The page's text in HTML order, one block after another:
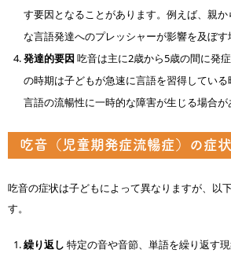
す要因となることがあります。例えば、親
な言語発達へのプレッシャーが影響を及ぼす
発達的要因 吃音は主に2歳から5歳の間に発
の時期は子どもが急速に言語を習得してい
言語の流暢性に一時的な障害が生じる場合が
吃音（児童期発症流暢症）の症状
吃音の症状は子どもによって異なりますが、以
す。
繰り返し 特定の音や音節、単語を繰り返す現